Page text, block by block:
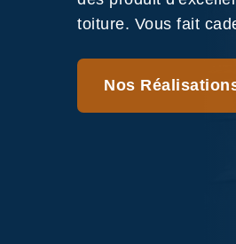
toiture. Vous fait
Nos